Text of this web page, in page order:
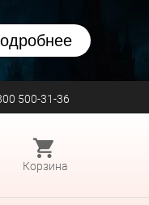
500-31-36
Корзина